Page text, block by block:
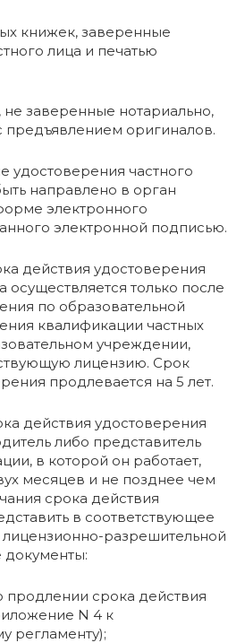
книжек, заверенные
лица и печатью
заверенные нотариально,
предъявлением оригиналов.
удостоверения частного
направлено в орган
электронного
электронной подписью.
действия удостоверения
осуществляется только после
по образовательной
квалификации частных
учреждении,
лицензию. Срок
продлевается на 5 лет.
действия удостоверения
либо представитель
в которой он работает,
месяцев и не позднее чем
срока действия
в соответствующее
разрешительной
продлении срока действия
N 4 к
регламенту);